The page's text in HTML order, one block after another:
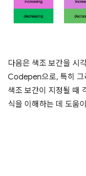
다음은 색조 보간을 시
Codepen으로, 특히 그
색조 보간이 지정될 때
식을 이해하는 데 도움